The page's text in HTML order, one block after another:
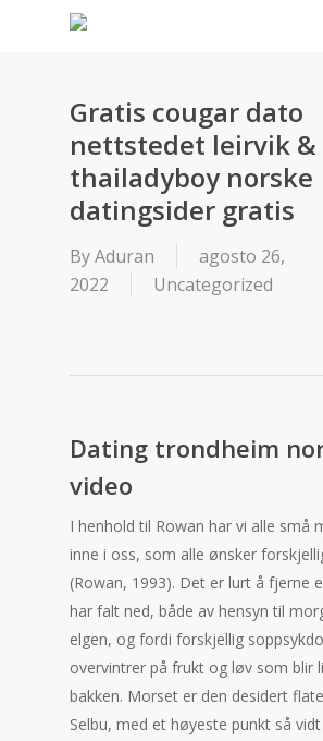
Gratis cougar dato
nettstedet leirvik &
thailadyboy norske
datingsider gratis
ByAduran
agosto 26,
2022
Uncategorized
Dating trondheim
video
I henhold til Rowan har vi alle små
inne i oss, som alle ønsker
(Rowan, 1993). Det er lurt å fjerne
har falt ned, både av hensyn til
elgen, og fordi forskjellig
overvintrer på frukt og løv som blir
bakken. Morset er den desidert
Selbu, med et høyeste punkt så